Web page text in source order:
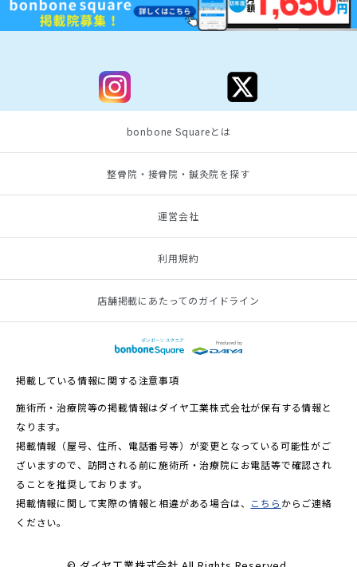
bonbone Squareとは
整骨院・接骨院・鍼灸院を探す
運営会社
利用規約
店舗掲載にあたってのガイドライン
掲載している情報に関する注意事項
施術所・治療院等の掲載情報はダイヤ工業株式会社が保有する情報と
なります。
掲載情報（屋号、住所、電話番号等）が変更となっている可能性がご
ざいますので、訪問される前に施術所・治療院にお電話等で確認され
ることを推奨しております。
掲載情報に関して実際の情報と相違がある場合は、 こちら からご連絡
ください。